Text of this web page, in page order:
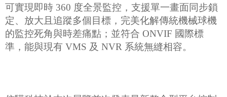
可實現即時 360 度全景監控，支援單一畫面同步鎖
定、放大且追蹤多個目標，完美化解傳統機械球機
的監控死角與時差痛點；並符合 ONVIF 國際標
準，能與現有 VMS 及 NVR 系統無縫相容。